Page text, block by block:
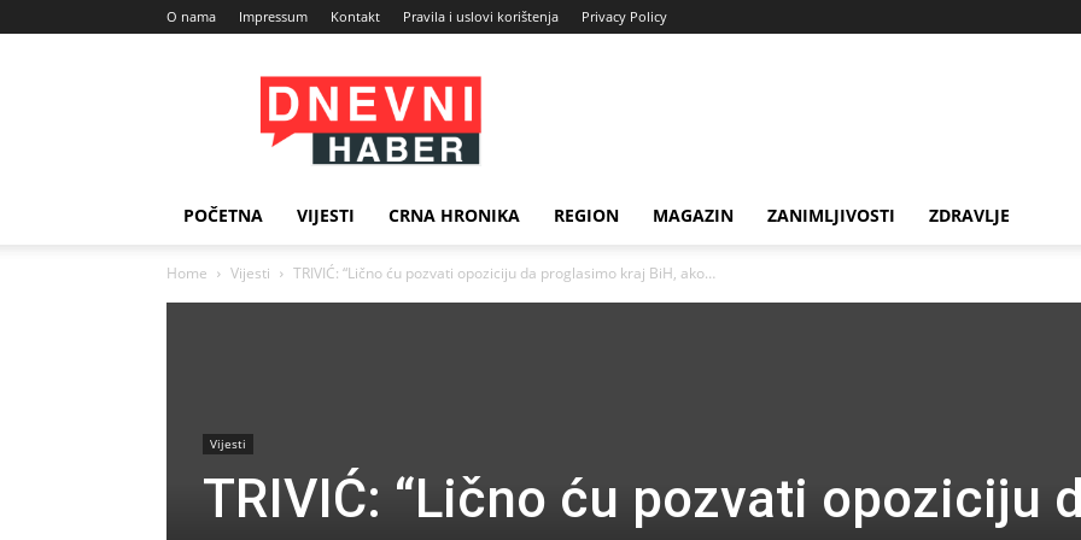
O nama Impressum Kontakt Pravila i uslovi korištenja Privacy Policy
Dnevni
Haber
POČETNA VIJESTI CRNA HRONIKA REGION MAGAZIN ZANIMLJIVOSTI ZDRAVLJE
Home Vijesti TRIVIĆ: “Lično ću pozvati opoziciju da proglasimo kraj BiH, ako…
Vijesti
TRIVIĆ: “Lično ću pozvati opoziciju